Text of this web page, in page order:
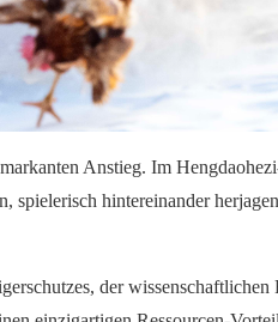
Anstieg. Im
hintereinander
der